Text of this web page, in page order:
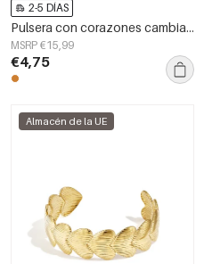
2-5 DÍAS
Pulsera con corazones cambiantes
MSRP €15,99
€4,75
Almacén de la UE